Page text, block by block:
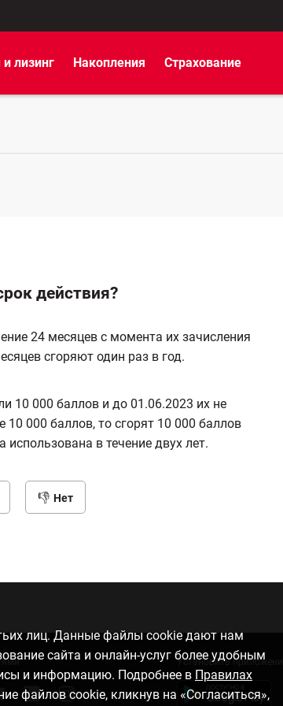
лизинг Накопления Страхование
действия?
24 месяцев с момента их зачисления
сгоряют один раз в год.
10 000 баллов и до 01.06.2023 их не
000 баллов, то сгорят 10 000 баллов
в течение двух лет.
Нет
лиц. Данные файлы cookie дают нам
сайта и онлайн-услуг более удобным
и информацию. Подробнее в Правилах
файлов cookie, кликнув на «Согласиться»,
Установить приложение